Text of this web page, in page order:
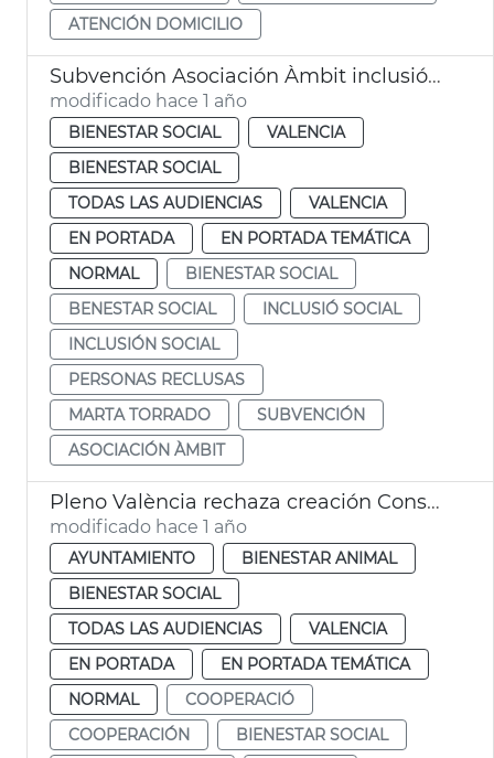
ATENCIÓN DOMICILIO
Subvención Asociación Àmbit inclusión social personas reclusas
modificado hace 1 año
BIENESTAR SOCIAL
VALENCIA
BIENESTAR SOCIAL
TODAS LAS AUDIENCIAS
VALENCIA
EN PORTADA
EN PORTADA TEMÁTICA
NORMAL
BIENESTAR SOCIAL
BENESTAR SOCIAL
INCLUSIÓ SOCIAL
INCLUSIÓN SOCIAL
PERSONAS RECLUSAS
MARTA TORRADO
SUBVENCIÓN
ASOCIACIÓN ÀMBIT
Pleno València rechaza creación Consejo Local de Inclusión y Derechos Sociales
modificado hace 1 año
AYUNTAMIENTO
BIENESTAR ANIMAL
BIENESTAR SOCIAL
TODAS LAS AUDIENCIAS
VALENCIA
EN PORTADA
EN PORTADA TEMÁTICA
NORMAL
COOPERACIÓ
COOPERACIÓN
BIENESTAR SOCIAL